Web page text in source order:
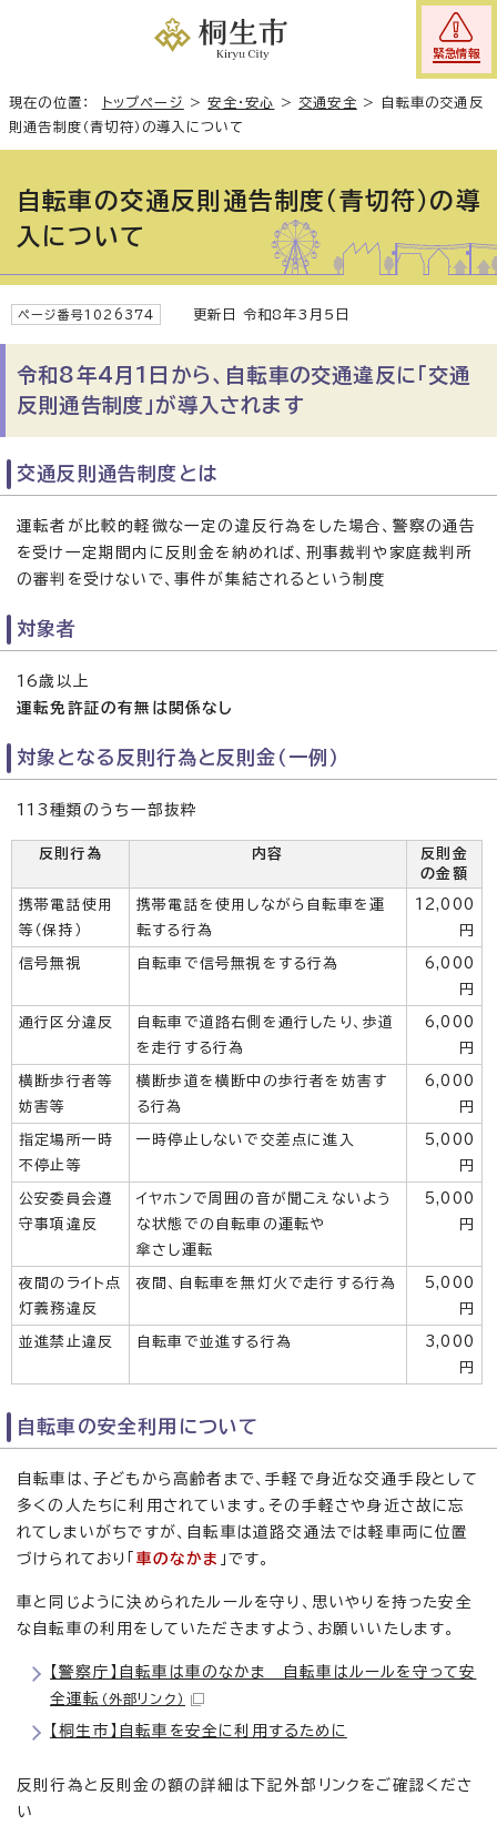
緊急情報
現在の位置： トップページ >安全・安心 > 交通安全 >
自転車の交通反
則通告制度（青切符）の導入について
自転車の交通反則通告制度（青切符）の導
入について
ページ番号1026374 更新日 令和8年3月5日
令和8年4月1日から、自転車の交通違反に「交通
反則通告制度」が導入されます
交通反則通告制度とは
運転者が比較的軽微な一定の違反行為をした場合、警察の通告
を受け一定期間内に反則金を納めれば、刑事裁判や家庭裁判所
の審判を受けないで、事件が集結されるという制度
対象者
16歳以上
運転免許証の有無は関係なし
対象となる反則行為と反則金（一例）
113種類のうち一部抜粋
反則行為 内容
反則金
の金額
携帯電話使用
等（保持）
携帯電話を使用しながら自転車を運
転する行為
12,000
円
信号無視 自転車で信号無視をする行為
6,000
円
通行区分違反
自転車で道路右側を通行したり、歩道
を走行する行為
6,000
円
横断歩行者等
妨害等
横断歩道を横断中の歩行者を妨害す
る行為
6,000
円
指定場所一時
不停止等
一時停止しないで交差点に進入
5,000
円
公安委員会遵
守事項違反
イヤホンで周囲の音が聞こえないよう
な状態での自転車の運転や
傘さし運転
5,000
円
夜間のライト点
灯義務違反
夜間、自転車を無灯火で走行する行為
5,000
円
並進禁止違反 自転車で並進する行為
3,000
円
自転車の安全利用について
自転車は、子どもから高齢者まで、手軽で身近な交通手段として
多くの人たちに利用されています。その手軽さや身近さ故に忘
れてしまいがちですが、自転車は道路交通法では軽車両に位置
づけられており「 車のなかま 」です。
車と同じように決められたルールを守り、思いやりを持った安全
な自転車の利用をしていただきますよう、お願いいたします。
【警察庁】自転車は車のなかま 自転車はルールを守って安
全運転 （外部リンク）
【桐生市】自転車を安全に利用するために
反則行為と反則金の額の詳細は下記外部リンクをご確認くださ
い